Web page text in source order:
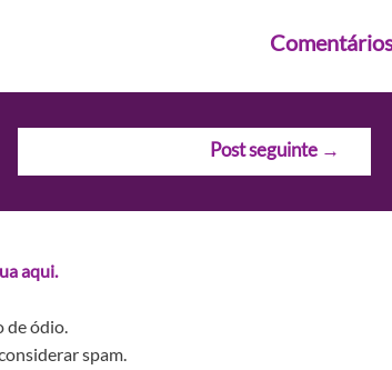
Post seguinte →
aqui.
de ódio.
spam.